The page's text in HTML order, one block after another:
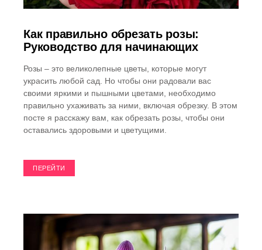
Как правильно обрезать розы:
Руководство для начинающих
Розы – это великолепные цветы, которые могут
украсить любой сад. Но чтобы они радовали вас
своими яркими и пышными цветами, необходимо
правильно ухаживать за ними, включая обрезку. В этом
посте я расскажу вам, как обрезать розы, чтобы они
оставались здоровыми и цветущими.
ПЕРЕЙТИ